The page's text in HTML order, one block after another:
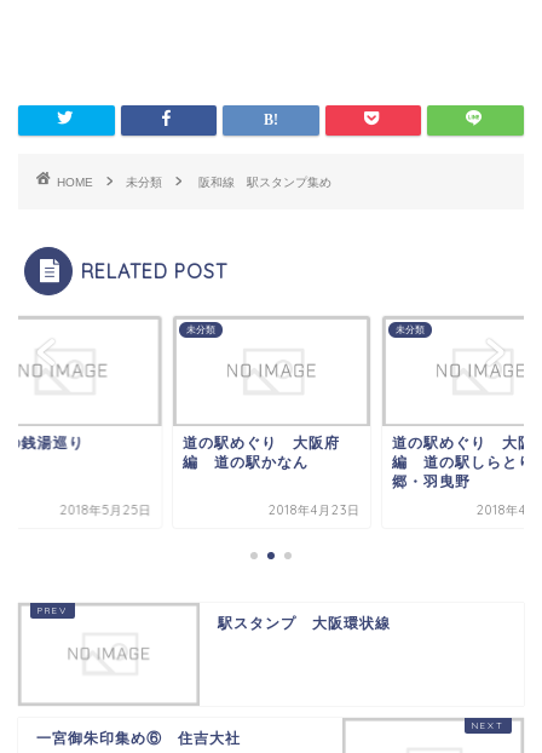
HOME 未分類 阪和線 駅スタンプ集め
RELATED POST
駅めぐり 大阪府
2018年4月23日
未分類
道の駅めぐり 大阪府
編 道の駅しらとりの
2018年4月22日
未分類
地元の銭湯巡り
2018年5
駅スタンプ 大阪環状線
一宮御朱印集め⑥ 住吉大社